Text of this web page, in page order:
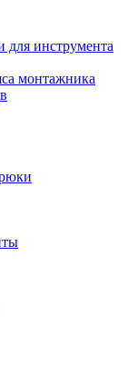
для инструмента
монтажника